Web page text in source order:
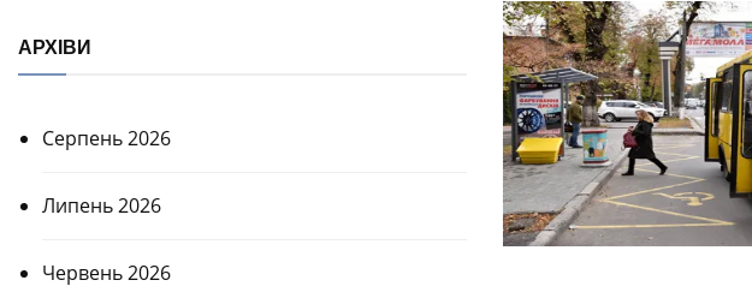
АРХІВИ
Серпень 2026
Липень 2026
Червень 2026